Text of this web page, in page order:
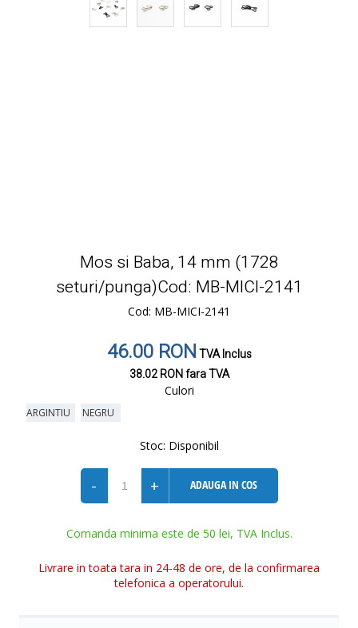
Mos si Baba, 14 mm (1728
seturi/punga)Cod: MB-MICI-2141
Cod: MB-MICI-2141
46.00 RONTVA Inclus
38.02 RONfara TVA
Culori
ARGINTIU NEGRU
Stoc: Disponibil
- + ADAUGA IN COS
Comanda minima este de 50 lei, TVA Inclus.
Livrare in toata tara in 24-48 de ore, de la confirmarea
telefonica a operatorului.